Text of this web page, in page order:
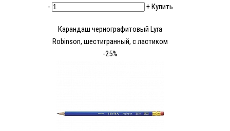
-
+Купить
Карандаш чернографитовый Lyra
Robinson, шестигранный, с ластиком
-25%